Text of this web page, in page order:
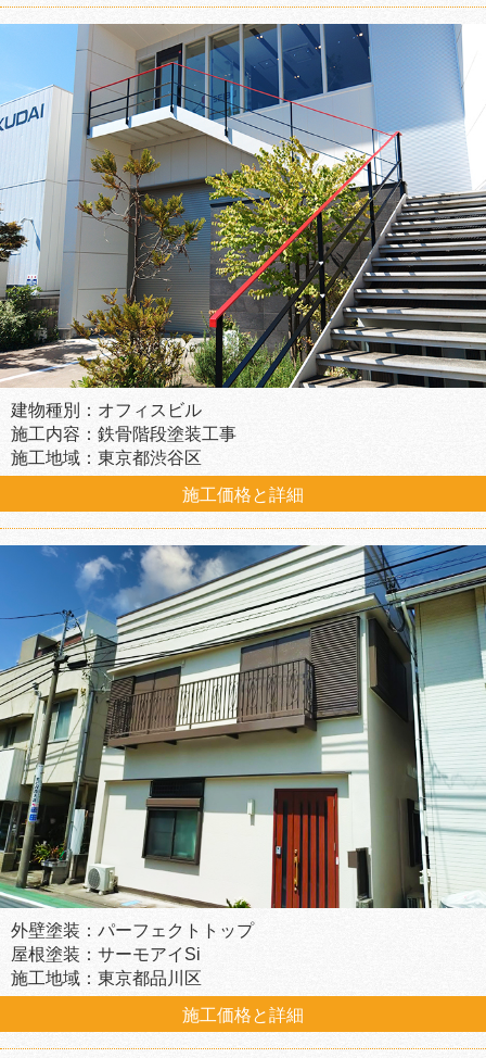
建物種別：オフィスビル
施工内容：鉄骨階段塗装工事
施工地域：東京都渋谷区
施工価格と詳細
外壁塗装：パーフェクトトップ
屋根塗装：サーモアイSi
施工地域：東京都品川区
施工価格と詳細